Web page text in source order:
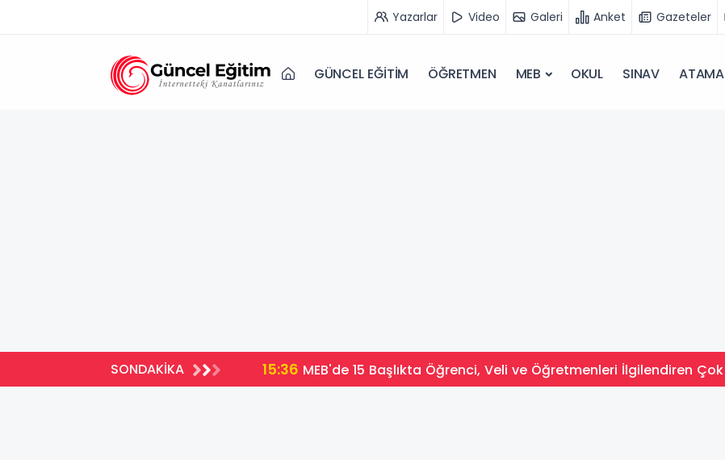
Yazarlar Video Galeri Anket Gazeteler
GÜNCEL EĞİTİM ÖĞRETMEN MEB OKUL SINAV ATAMA
SONDAKİKA 15:36 MEB'de 15 Başlıkta Öğrenci, Veli ve Öğretmenleri İlgilendiren